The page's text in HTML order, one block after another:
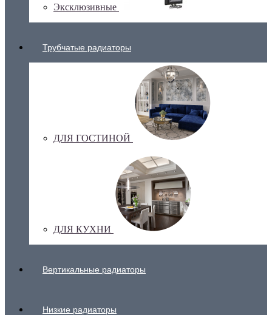
Эксклюзивные
Трубчатые радиаторы
ДЛЯ ГОСТИНОЙ
ДЛЯ КУХНИ
Вертикальные радиаторы
Низкие радиаторы